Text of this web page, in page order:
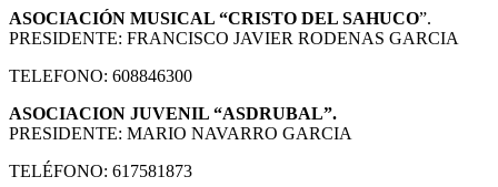
ASOCIACIÓN MUSICAL “CRISTO DEL SAHUCO”.
PRESIDENTE: FRANCISCO JAVIER RODENAS GARCIA
TELEFONO: 608846300
ASOCIACION JUVENIL “ASDRUBAL”.
PRESIDENTE: MARIO NAVARRO GARCIA
TELÉFONO: 617581873